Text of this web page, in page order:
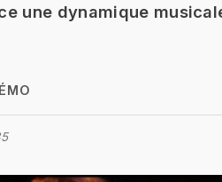
une dynamique